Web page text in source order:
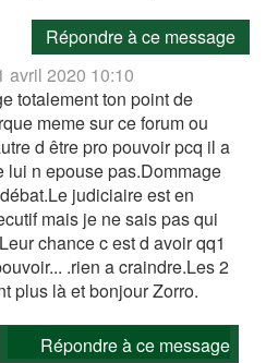
Répondre à ce message
avril 2020 10:10
totalement ton point de
meme sur ce forum ou
d être pro pouvoir pcq il a
lui n epouse pas.Dommage
judiciaire est en
mais je ne sais pas qui
chance c est d avoir qq1
.rien a craindre.Les 2
plus là et bonjour Zorro.
Répondre à ce message